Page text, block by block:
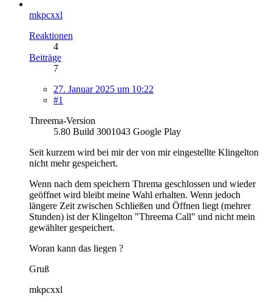
mkpcxxl
Reaktionen
4
Beiträge
7
27. Januar 2025 um 10:22
#1
Threema-Version
5.80 Build 3001043 Google Play
Seit kurzem wird bei mir der von mir eingestellte Klingelton
nicht mehr gespeichert.
Wenn nach dem speichern Threma geschlossen und wieder
geöffnet wird bleibt meine Wahl erhalten. Wenn jedoch
längere Zeit zwischen Schließen und Öffnen liegt (mehrer
Stunden) ist der Klingelton "Threema Call" und nicht mein
gewählter gespeichert.
Woran kann das liegen ?
Gruß
mkpcxxl